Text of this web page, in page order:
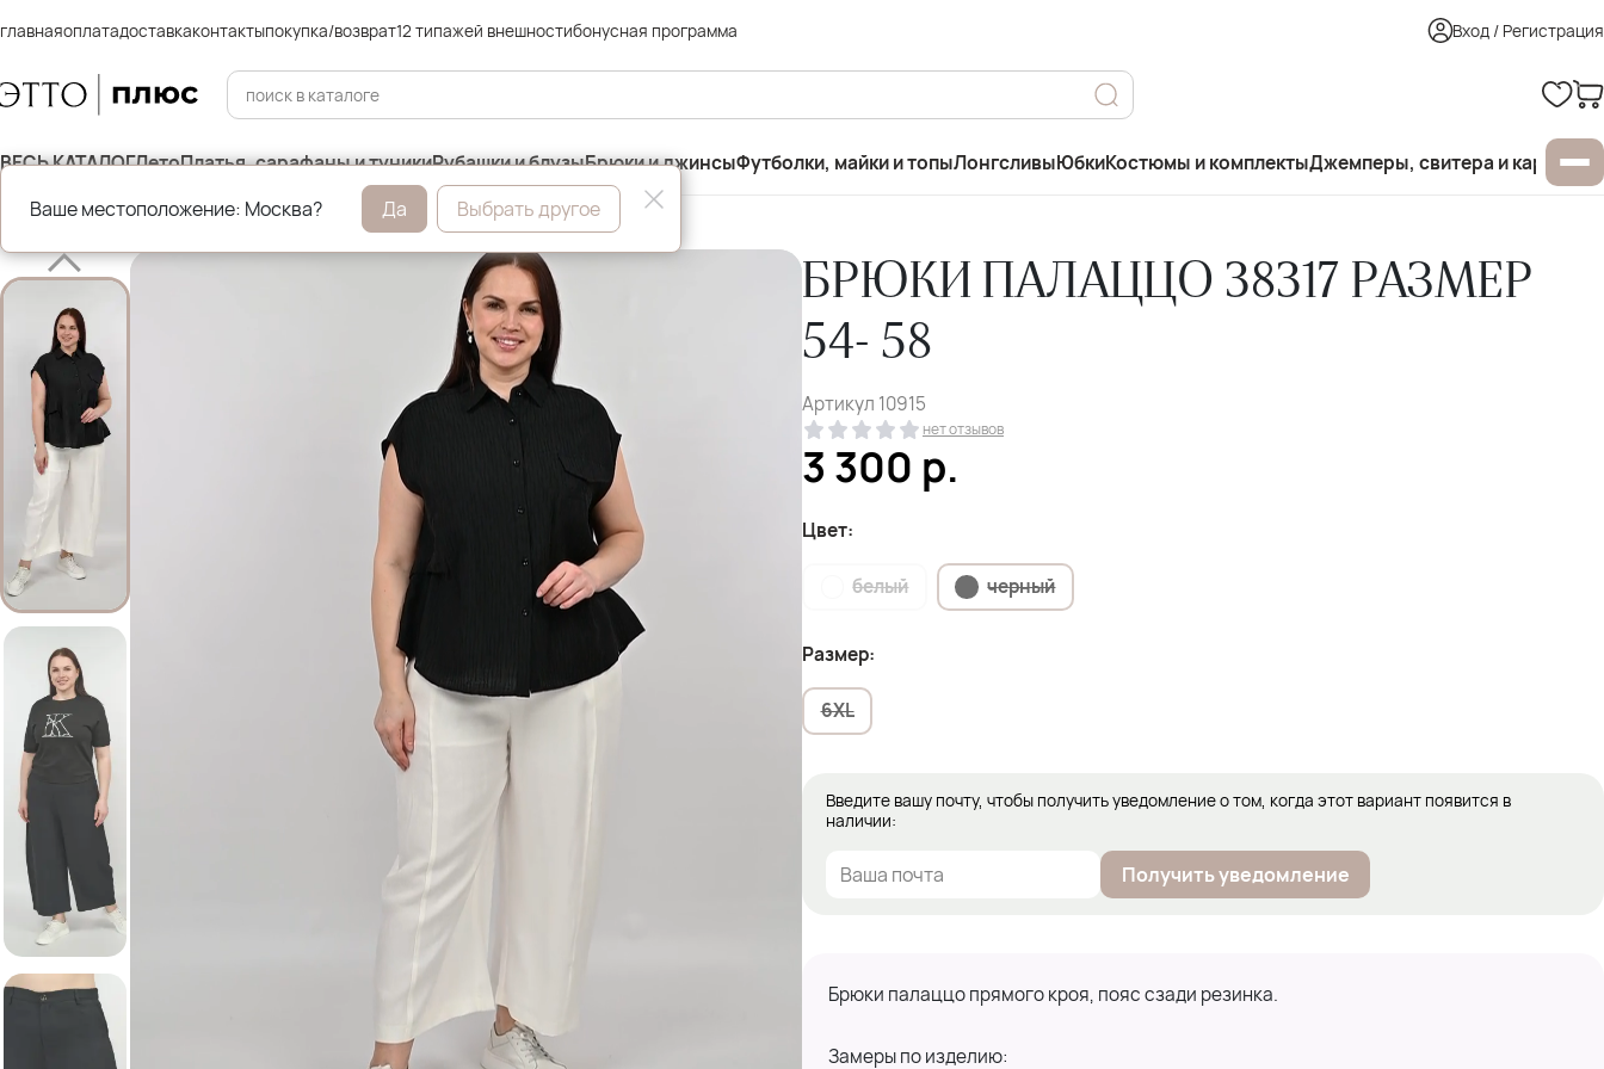
главнаяоплатадоставкаконтактыпокупка/возврат12 типажей внешностибонусная программа Вход / Регистрация
ВЕСЬ КАТАЛОГЛетоПлатья, сарафаны и туникиРубашки и блузыБрюки и джинсыФутболки, майки и топыЛонгсливыЮбкиКостюмы и комплектыДжемперы, свитера и
Главная Брюки и джинсы
БРЮКИ ПАЛАЦЦО 38317 РАЗМЕР
54- 58
Артикул 10915
нет отзывов
3 300 р.
Цвет:
белый черный
Размер:
6XL
Введите вашу почту, чтобы получить уведомление о том, когда этот вариант появится в
наличии:
Получить уведомление
Брюки палаццо прямого кроя, пояс сзади резинка.
Замеры по изделию:
Ваше местоположение: Москва? Да Выбрать другое